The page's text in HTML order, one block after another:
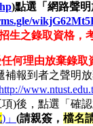
)點選「網路聲明
生之錄取資格，
何理由放棄錄取
補報到者之聲明
)後，點選「確
)」 (請親簽， 檔名